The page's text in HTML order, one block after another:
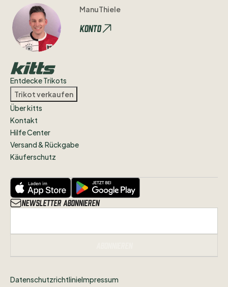
ManuThiele
Konto
Entdecke Trikots
Trikot verkaufen
Über kitts
Kontakt
Hilfe Center
Versand & Rückgabe
Käuferschutz
Newsletter abonnieren
DatenschutzrichtlinieImpressum